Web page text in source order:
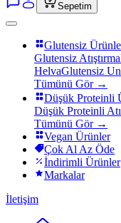
Sepetim
Glutensiz
Glutensiz
HelvaGlutensiz Un
Tümünü Gör →
Düşük Proteinli
Düşük Proteinli
Tümünü Gör →
Vegan Ürünler
Çok Al Az Öde
İndirimli Ürünler
Markalar
İletişim